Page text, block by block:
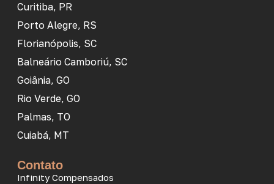
Curitiba, PR
Porto Alegre, RS
Florianópolis, SC
Balneário Camboriú, SC
Goiânia, GO
Rio Verde, GO
Palmas, TO
Cuiabá, MT
Contato
Infinity Compensados